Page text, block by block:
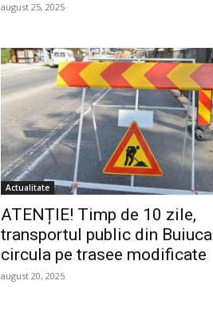
august 25, 2025
Actualitate
ATENȚIE! Timp de 10 zile,
transportul public din
circula pe trasee modificate
august 20, 2025